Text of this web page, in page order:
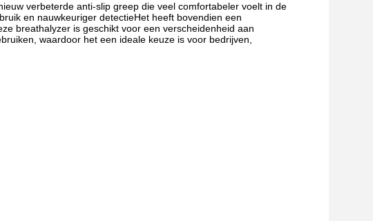
verbeterde anti-slip greep die veel comfortabeler voelt in de
en nauwkeuriger detectieHet heeft bovendien een
breathalyzer is geschikt voor een verscheidenheid aan
waardoor het een ideale keuze is voor bedrijven,